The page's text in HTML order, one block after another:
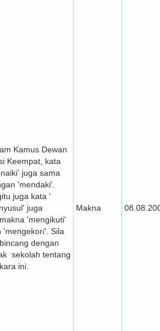
Kamus Dewan
Keempat, kata
juga sama
'mendaki'.
juga kata '
juga
'mengikuti'
'mengekori'. Sila
dengan
sekolah tentang
ini.
Makna